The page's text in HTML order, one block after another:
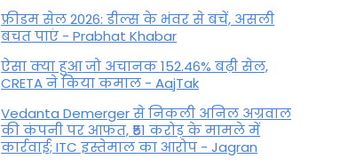
Shankh Puja Vidhi: देवी-देवताओं
की पूजा में शंख का इस्तेमाल करते
समय कभी भूलकर न करें ये गलती
फ्रीडम सेल 2026: डील्स के भंवर से बचें, असली
बचत पाएं - Prabhat Khabar
ऐसा क्या हुआ जो अचानक 152.46% बढ़ी सेल,
CRETA ने किया कमाल - AajTak
Vedanta Demerger से निकली अनिल अग्रवाल
की कंपनी पर आफत, ₹51 करोड़ के मामले में
कार्रवाई; ITC इस्तेमाल का आरोप - Jagran